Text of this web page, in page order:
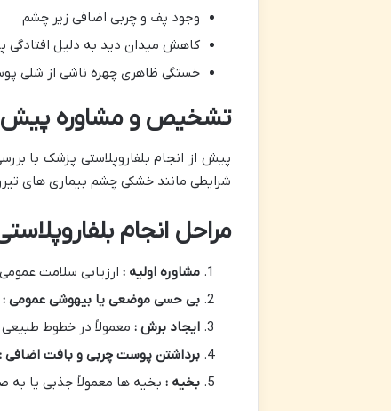
وجود پف و چربی اضافی زیر چشم
کاهش میدان دید به دلیل افتادگی
خستگی ظاهری چهره ناشی از شلی
تشخیص و مشاوره پیش
پیش از انجام بلفاروپلاستی پزشک با
شرایطی مانند خشکی چشم بیماری های
مراحل انجام
مشاوره اولیه : ارزیابی سلامت
بی حسی موضعی یا بیهوشی عمومی :
ایجاد برش : معمولاً در خطوط
برداشتن پوست چربی و بافت اضافی :
بخیه : بخیه ها معمولاً جذبی یا